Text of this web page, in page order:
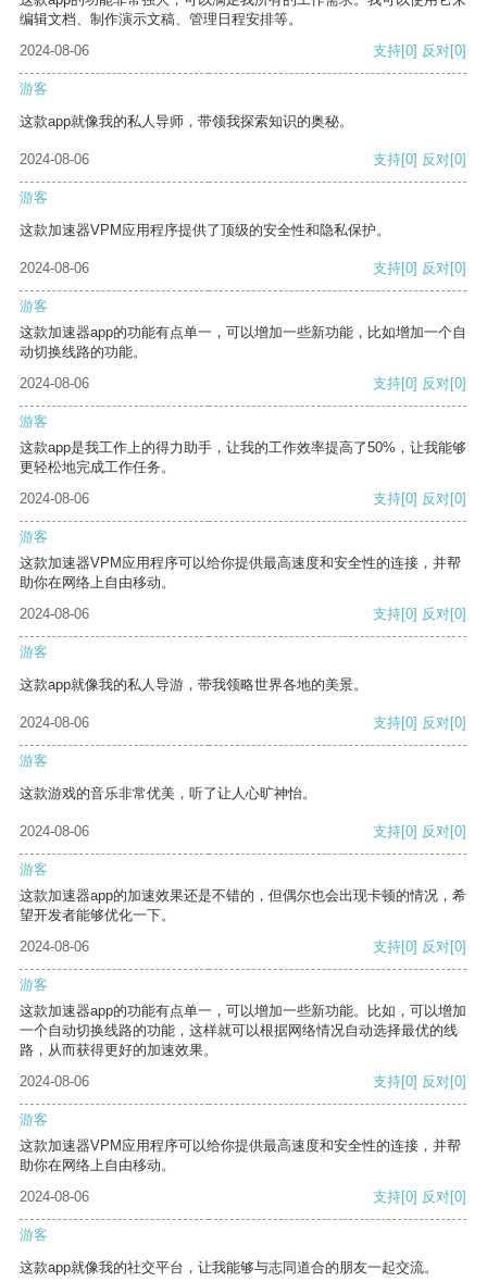
编辑文档、制作演示文稿、管理日程安排等。
2024-08-06
支持[0] 反对[0]
游客
这款app就像我的私人导师，带领我探索知识的奥秘。
2024-08-06 支持[0] 反对[0]
游客
这款加速器VPM应用程序提供了顶级的安全性和隐私保护。
2024-08-06 支持[0] 反对[0]
游客
这款加速器app的功能有点单一，可以增加一些新功能，比如增加一个自
动切换线路的功能。
2024-08-06
支持[0] 反对[0]
游客
这款app是我工作上的得力助手，让我的工作效率提高了50%，让我能够
更轻松地完成工作任务。
2024-08-06
支持[0] 反对[0]
游客
这款加速器VPM应用程序可以给你提供最高速度和安全性的连接，并帮
助你在网络上自由移动。
2024-08-06
支持[0] 反对[0]
游客
这款app就像我的私人导游，带我领略世界各地的美景。
2024-08-06 支持[0] 反对[0]
游客
这款游戏的音乐非常优美，听了让人心旷神怡。
2024-08-06 支持[0] 反对[0]
游客
这款加速器app的加速效果还是不错的，但偶尔也会出现卡顿的情况，希
望开发者能够优化一下。
2024-08-06
支持[0] 反对[0]
游客
这款加速器app的功能有点单一，可以增加一些新功能。比如，可以增加
一个自动切换线路的功能，这样就可以根据网络情况自动选择最优的线
路，从而获得更好的加速效果。
2024-08-06
支持[0] 反对[0]
游客
这款加速器VPM应用程序可以给你提供最高速度和安全性的连接，并帮
助你在网络上自由移动。
2024-08-06
支持[0] 反对[0]
游客
这款app就像我的社交平台，让我能够与志同道合的朋友一起交流。